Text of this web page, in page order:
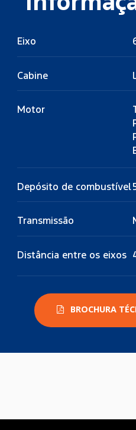
Eixo
Cabine
Motor
Depósito de combustível
Transmissão
Distância entre os eixos
BROCHURA